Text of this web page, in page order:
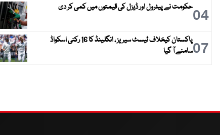
04حکومت نے پیٹرول اور ڈیزل کی قیمتوں میں کمی کر دی
07
پاکستان کیخلاف ٹیسٹ سیریز ، انگلینڈ کا 16 رکنی اسکواڈ
سامنے آ گیا